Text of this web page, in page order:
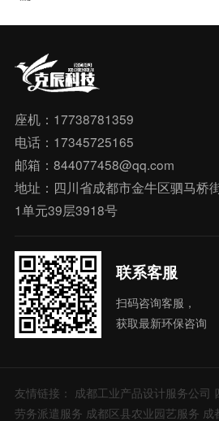
座机：17738781359
电话：17345725165
邮箱：844077458@qq.com
地址：四川省成都市金牛区驷马桥
1单元39层3918号
联系客服
扫码咨询客服，
获取最新环保咨询
友情链接： 成都工业产品设计服务公司
劳务派遣服务 成都区县农业园艺服务 成